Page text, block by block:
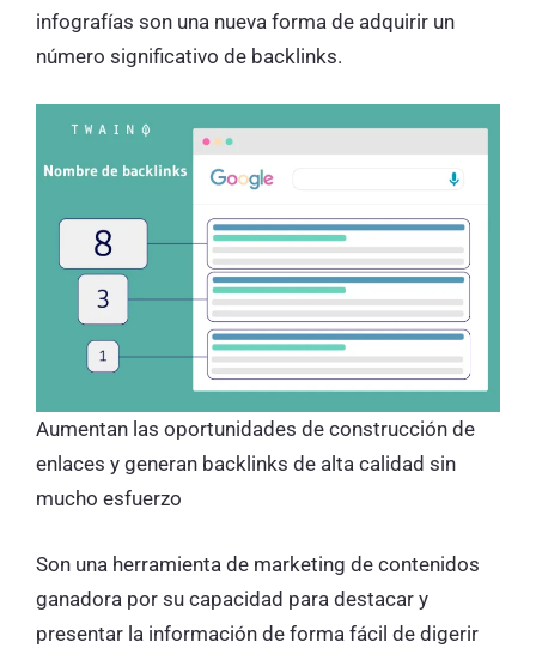
infografías son una nueva forma de adquirir un
número significativo de backlinks.
Aumentan las oportunidades de construcción de
enlaces y generan backlinks de alta calidad sin
mucho esfuerzo
Son una herramienta de marketing de contenidos
ganadora por su capacidad para destacar y
presentar la información de forma fácil de digerir